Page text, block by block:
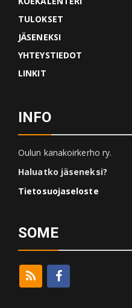
TULOKSET
JÄSENEKSI
YHTEYSTIEDOT
LINKIT
INFO
Oulun kanakoirkerho ry.
Haluatko jäseneksi?
Tietosuojaseloste
SOME